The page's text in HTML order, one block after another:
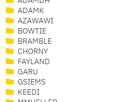
ADAMK
AZAWAWI
BOWTIE
BRAMBLE
CHORNY
FAYLAND
GARU
GSIEMS
KEEDI